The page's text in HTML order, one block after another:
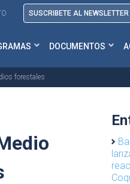
SUSCRIBETE AL NEWSLETTER
DOCUMENTOS
forestales